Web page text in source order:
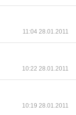
11:04 28.01.2011
10:22 28.01.2011
10:19 28.01.2011